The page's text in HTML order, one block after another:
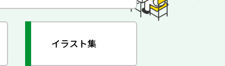
イラスト集